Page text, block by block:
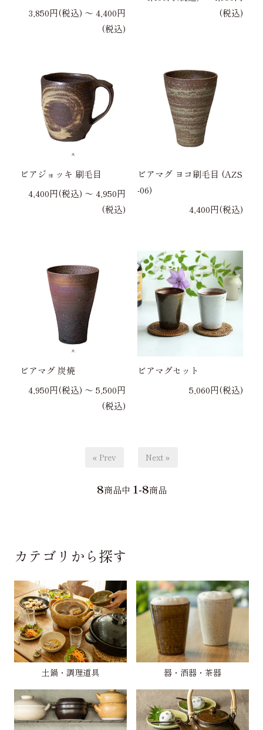
3,850円(税込) 〜 4,400円
(税込)
(税込)
ビアジョッキ 刷毛目
4,400円(税込) 〜 4,950円
(税込)
ビアマグ ヨコ刷毛目 (AZS
-06)
4,400円(税込)
ビアマグ 炭焼
4,950円(税込) 〜 5,500円
(税込)
ビアマグセット
5,060円(税込)
« Prev Next »
8商品中 1-8商品
カテゴリから探す
土鍋・調理道具 器・酒器・茶器